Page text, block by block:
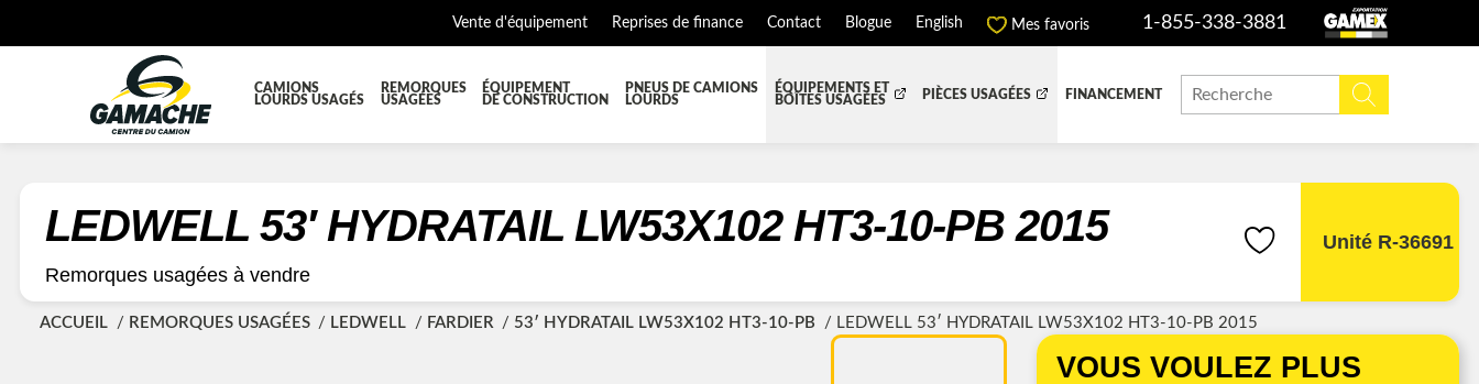
Vente d'équipement Reprises de finance Contact Blogue English Mes favoris 1-855-338-3881
CAMIONS
LOURDS USAGÉS
REMORQUES
USAGÉES
ÉQUIPEMENT
DE CONSTRUCTION
PNEUS DE CAMIONS
LOURDS
ÉQUIPEMENTS ET
BOÎTES USAGÉES
PIÈCES USAGÉES
KIT HYDRAULIQUE
PLATEFORME PROTECTEUR DE CABINE RADIATEUR ET PIÈCES DE RADIATEURS
SYSTÈME POST-TRAITEMENT (DEF/DPF)
FINANCEMENT
LEDWELL 53′ HYDRATAIL LW53X102 HT3-10-PB 2015
Remorques usagées à vendre
Unité R-36691
ACCUEIL REMORQUES USAGÉES LEDWELL FARDIER 53′ HYDRATAIL LW53X102 HT3-10-PB LEDWELL 53′ HYDRATAIL LW53X102 HT3-10-PB 2015
VOUS VOULEZ PLUS